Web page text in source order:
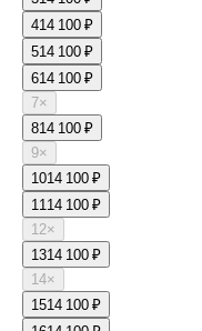
414 100 ₽
514 100 ₽
614 100 ₽
7×
814 100 ₽
9×
1014 100 ₽
1114 100 ₽
12×
1314 100 ₽
14×
1514 100 ₽